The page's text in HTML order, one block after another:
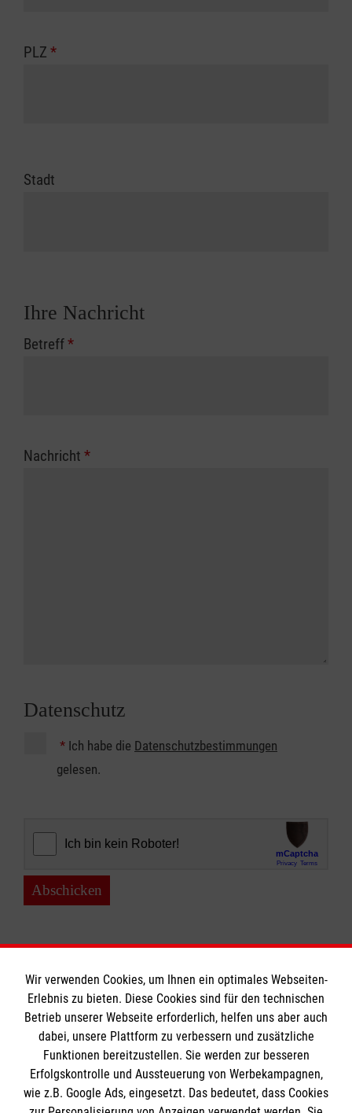
PLZ *
Stadt
Ihre Nachricht
Betreff*
Nachricht *
Datenschutz
* Ich habe die Datenschutzbestimmungen
gelesen.
Abschicken
Informationen
Impressum
Datenschutz
Die Malteser
Wir verwenden Cookies, um Ihnen ein optimales Webseiten-
Erlebnis zu bieten. Diese Cookies sind für den technischen
Betrieb unserer Webseite erforderlich, helfen uns aber auch
dabei, unsere Plattform zu verbessern und zusätzliche
Funktionen bereitzustellen. Sie werden zur besseren
Erfolgskontrolle und Aussteuerung von Werbekampagnen,
wie z.B. Google Ads, eingesetzt. Das bedeutet, dass Cookies